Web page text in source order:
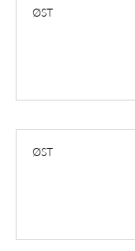
ØST
ØST